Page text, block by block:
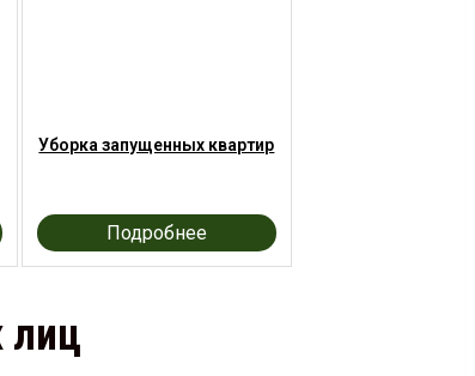
Уборка запущенных квартир
Подробнее
лиц